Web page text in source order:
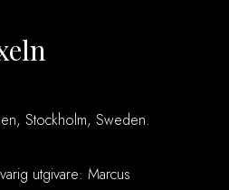
Stockholm, Sweden.
utgivare: Marcus